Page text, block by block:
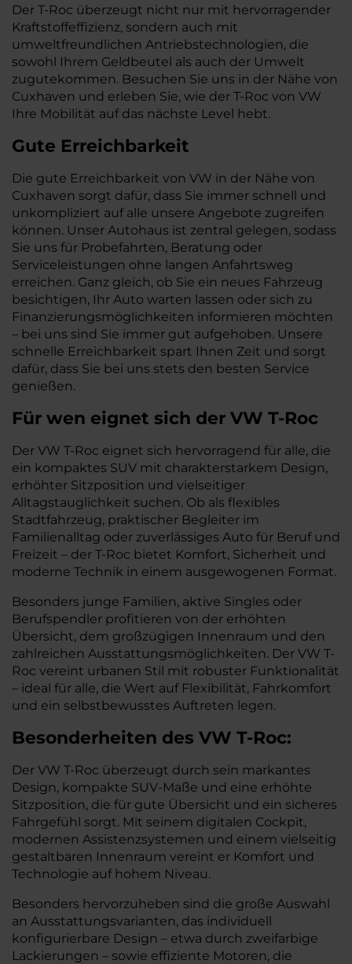
Der T-Roc überzeugt nicht nur mit hervorragender
Kraftstoffeffizienz, sondern auch mit
umweltfreundlichen Antriebstechnologien, die
sowohl Ihrem Geldbeutel als auch der Umwelt
zugutekommen. Besuchen Sie uns in der Nähe von
Cuxhaven und erleben Sie, wie der T-Roc von VW
Ihre Mobilität auf das nächste Level hebt.
Gute Erreichbarkeit
Die gute Erreichbarkeit von VW in der Nähe von
Cuxhaven sorgt dafür, dass Sie immer schnell und
unkompliziert auf alle unsere Angebote zugreifen
können. Unser Autohaus ist zentral gelegen, sodass
Sie uns für Probefahrten, Beratung oder
Serviceleistungen ohne langen Anfahrtsweg
erreichen. Ganz gleich, ob Sie ein neues Fahrzeug
besichtigen, Ihr Auto warten lassen oder sich zu
Finanzierungsmöglichkeiten informieren möchten
– bei uns sind Sie immer gut aufgehoben. Unsere
schnelle Erreichbarkeit spart Ihnen Zeit und sorgt
dafür, dass Sie bei uns stets den besten Service
genießen.
Für wen eignet sich der VW T-Roc
Der VW T-Roc eignet sich hervorragend für alle, die
ein kompaktes SUV mit charakterstarkem Design,
erhöhter Sitzposition und vielseitiger
Alltagstauglichkeit suchen. Ob als flexibles
Stadtfahrzeug, praktischer Begleiter im
Familienalltag oder zuverlässiges Auto für Beruf und
Freizeit – der T-Roc bietet Komfort, Sicherheit und
moderne Technik in einem ausgewogenen Format.
Besonders junge Familien, aktive Singles oder
Berufspendler profitieren von der erhöhten
Übersicht, dem großzügigen Innenraum und den
zahlreichen Ausstattungsmöglichkeiten. Der VW T-
Roc vereint urbanen Stil mit robuster Funktionalität
– ideal für alle, die Wert auf Flexibilität, Fahrkomfort
und ein selbstbewusstes Auftreten legen.
Besonderheiten des VW T-Roc:
Der VW T-Roc überzeugt durch sein markantes
Design, kompakte SUV-Maße und eine erhöhte
Sitzposition, die für gute Übersicht und ein sicheres
Fahrgefühl sorgt. Mit seinem digitalen Cockpit,
modernen Assistenzsystemen und einem vielseitig
gestaltbaren Innenraum vereint er Komfort und
Technologie auf hohem Niveau.
Besonders hervorzuheben sind die große Auswahl
an Ausstattungsvarianten, das individuell
konfigurierbare Design – etwa durch zweifarbige
Lackierungen – sowie effiziente Motoren, die